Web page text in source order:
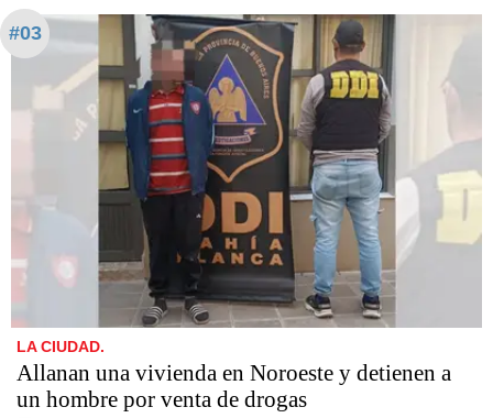
#03
LA CIUDAD.
Allanan una vivienda en Noroeste y detienen a
un hombre por venta de drogas